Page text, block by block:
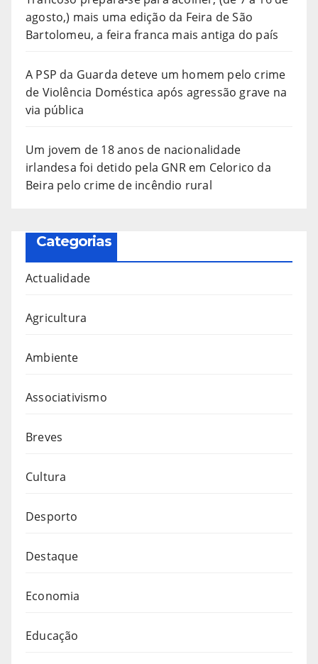
agosto,) mais uma edição da Feira de São
Bartolomeu, a feira franca mais antiga do país
A PSP da Guarda deteve um homem pelo crime
de Violência Doméstica após agressão grave na
via pública
Um jovem de 18 anos de nacionalidade
irlandesa foi detido pela GNR em Celorico da
Beira pelo crime de incêndio rural
Categorias
Actualidade
Agricultura
Ambiente
Associativismo
Breves
Cultura
Desporto
Destaque
Economia
Educação